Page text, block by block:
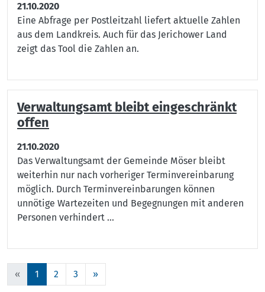
21.10.2020
Eine Abfrage per Postleitzahl liefert aktuelle Zahlen
aus dem Landkreis. Auch für das Jerichower Land
zeigt das Tool die Zahlen an.
Verwaltungsamt bleibt eingeschränkt
offen
21.10.2020
Das Verwaltungsamt der Gemeinde Möser bleibt
weiterhin nur nach vorheriger Terminvereinbarung
möglich. Durch Terminvereinbarungen können
unnötige Wartezeiten und Begegnungen mit anderen
Personen verhindert ...
« 1 2 3 »